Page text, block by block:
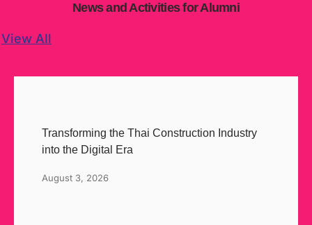
News and Activities for Alumni
View All
Transforming the Thai Construction Industry
into the Digital Era
August 3, 2026